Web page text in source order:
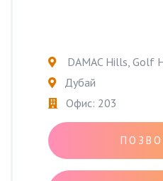
DAMAC Hills, Golf
Дубай
Офис: 203